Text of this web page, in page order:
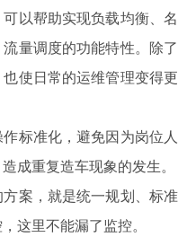
以帮助实现负载均衡、名
量调度的功能特性。除了
使日常的运维管理变得更
标准化，避免因为岗位人
成重复造车现象的发生。
案，就是统一规划、标准
这里不能漏了监控。